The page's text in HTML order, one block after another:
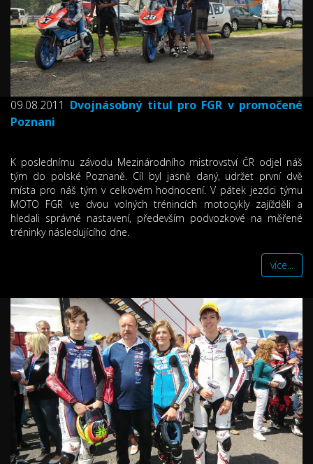
09.08.2011 Dvojnásobný titul pro FGR v promočené
Poznani
K poslednímu závodu Mezinárodního mistrovství ČR odjel náš
tým do polské Poznaně. Cíl byl jasně daný, udržet první dvě
místa pro náš tým v celkovém hodnocení. V pátek jezdci týmu
MOTO FGR ve dvou volných trénincích motocykly zajížděli a
hledali správné nastavení, především podvozkové na měřené
tréninky následujícího dne.
více...